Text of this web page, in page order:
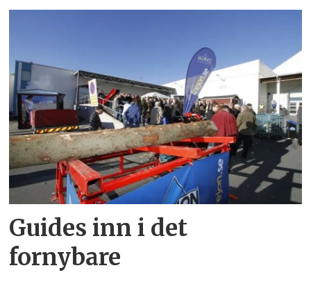
Guides inn i det
fornybare